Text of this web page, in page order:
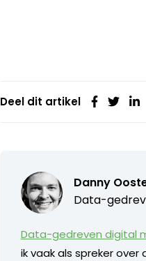
Deel dit artikel
Danny
Data-
Data-gedreven digital
ik vaak als spreker